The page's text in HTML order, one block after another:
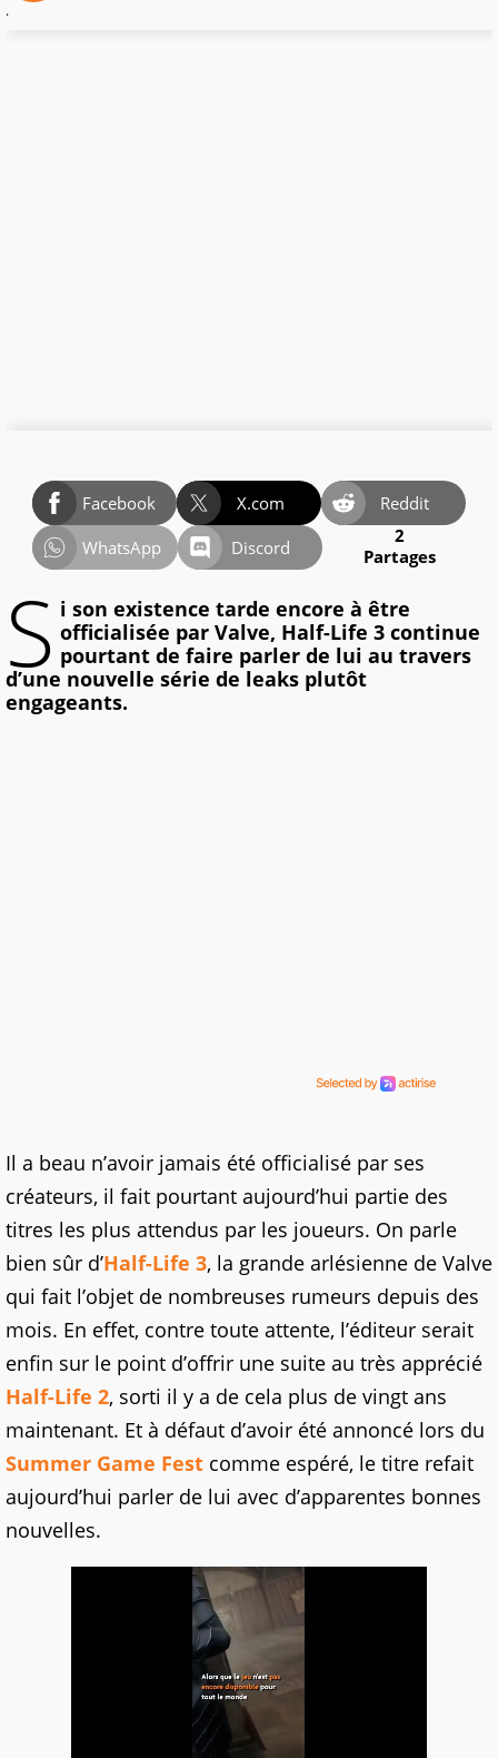
.
Facebook X.com
Reddit
WhatsApp
Discord
2
Partages
S i son existence tarde encore à être
officialisée par Valve, Half-Life 3 continue
pourtant de faire parler de lui au travers
d’une nouvelle série de leaks plutôt
engageants.
Il a beau n’avoir jamais été officialisé par ses
créateurs, il fait pourtant aujourd’hui partie des
titres les plus attendus par les joueurs. On parle
bien sûr d’Half-Life 3, la grande arlésienne de Valve
qui fait l’objet de nombreuses rumeurs depuis des
mois. En effet, contre toute attente, l’éditeur serait
enfin sur le point d’offrir une suite au très apprécié
Half-Life 2, sorti il y a de cela plus de vingt ans
maintenant. Et à défaut d’avoir été annoncé lors du
Summer Game Fest comme espéré, le titre refait
aujourd’hui parler de lui avec d’apparentes bonnes
nouvelles.